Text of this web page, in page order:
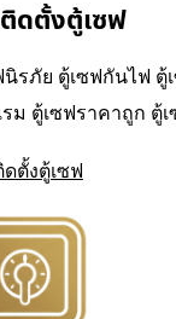
ดตั้งตู้เซฟ
นิรภัย ตู้เซฟกันไฟ ตู้
ม ตู้เซฟราคาถูก ตู้
ดตั้งตู้เซฟ